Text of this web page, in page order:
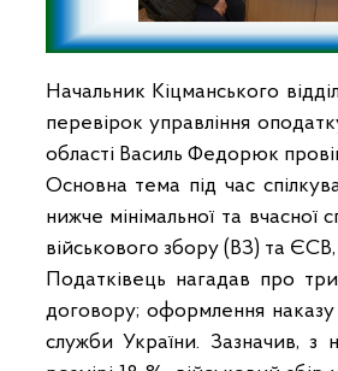
Начальник Кіцманського
перевірок управління
області Василь Федорюк
Основна тема під час
нижче мінімальної та
військового збору (ВЗ) та
Податківець нагадав про
договору; оформлення
служби України. Зазначив,